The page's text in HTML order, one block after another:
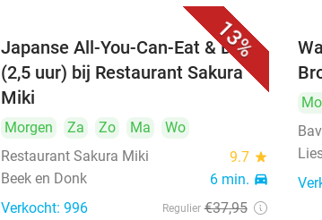
13%
Japanse All-You-Can-Eat & Drink
(2,5 uur) bij Restaurant Sakura
Miki
Morgen Za Zo Ma
Wo
Restaurant Sakura Miki
9.7 star
Beek en Donk 6 min. directions_car
Verkocht: 996 Regulier €37,95